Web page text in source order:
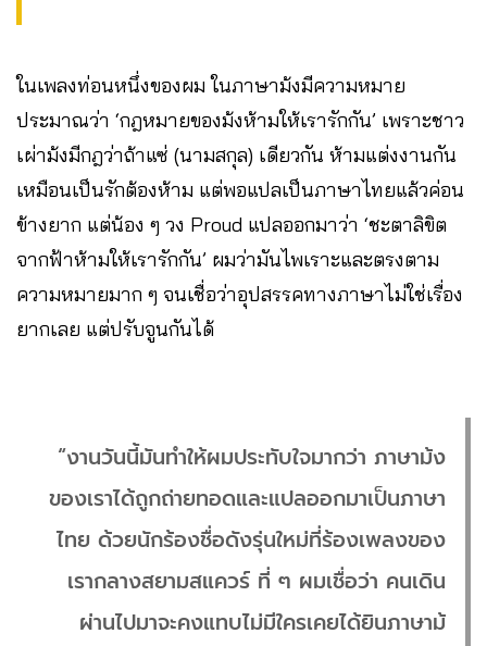
ในเพลงท่อนหนึ่งของผม ในภาษาม้งมีความหมาย
ประมาณว่า ‘กฎหมายของม้งห้ามให้เรารักกัน’ เพราะชาว
เผ่าม้งมีกฎว่าถ้าแซ่ (นามสกุล) เดียวกัน ห้ามแต่งงานกัน
เหมือนเป็นรักต้องห้าม แต่พอแปลเป็นภาษาไทยแล้วค่อน
ข้างยาก แต่น้อง ๆ วง Proud แปลออกมาว่า ‘ชะตาลิขิต
จากฟ้าห้ามให้เรารักกัน’ ผมว่ามันไพเราะและตรงตาม
ความหมายมาก ๆ จนเชื่อว่าอุปสรรคทางภาษาไม่ใช่เรื่อง
ยากเลย แต่ปรับจูนกันได้
“งานวันนี้มันทำให้ผมประทับใจมากว่า ภาษาม้ง
ของเราได้ถูกถ่ายทอดและแปลออกมาเป็นภาษา
ไทย ด้วยนักร้องชื่อดังรุ่นใหม่ที่ร้องเพลงของ
เรากลางสยามสแควร์ ที่ ๆ ผมเชื่อว่า คนเดิน
ผ่านไปมาจะคงแทบไม่มีใครเคยได้ยินภาษาม้